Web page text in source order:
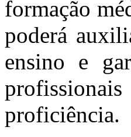
formação
poderá
ensino e
proficiência.